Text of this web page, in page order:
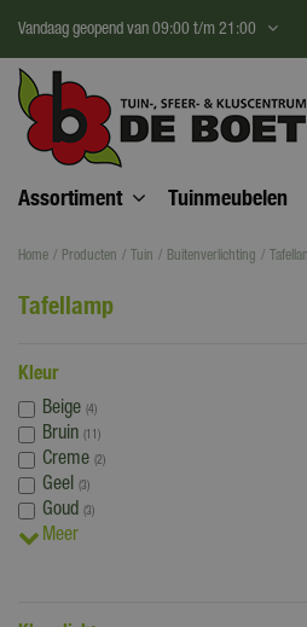
content
Home Producten Tuin Buitenverlichting
Vandaag geopend van 09:00 t/m 21:00
Assortiment Tuinmeubelen
Tafellamp
Kleur
Beige (4)
Bruin (11)
Creme (2)
Geel (3)
Goud (3)
Meer